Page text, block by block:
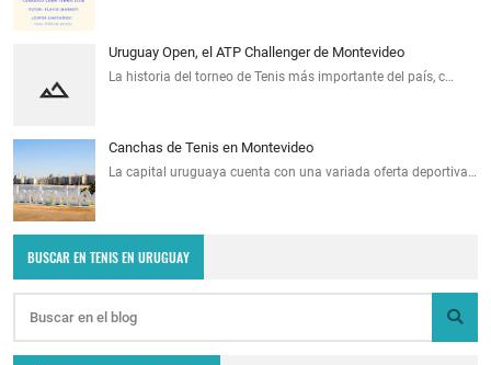
Uruguay Open, el ATP Challenger de Montevideo
La historia del torneo de Tenis más importante del país, c…
Canchas de Tenis en Montevideo
La capital uruguaya cuenta con una variada oferta deportiva…
BUSCAR EN TENIS EN URUGUAY